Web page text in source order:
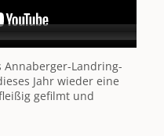
Landring-
Jahr wieder eine
gefilmt und